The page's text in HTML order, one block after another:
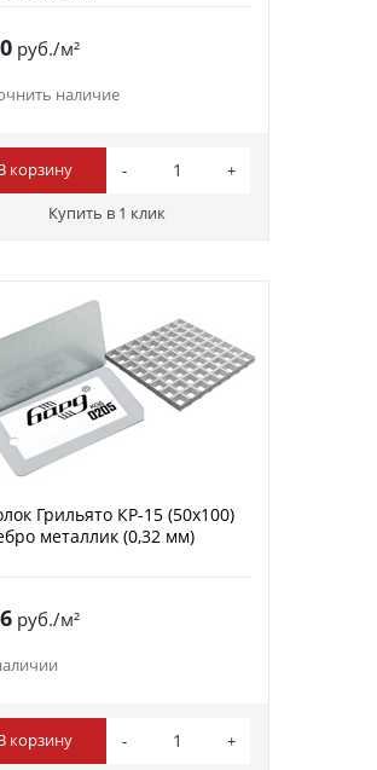
руб./м²
наличие
корзину
Купить в 1 клик
Грильято КР-15 (50х100)
металлик (0,32 мм)
руб./м²
корзину